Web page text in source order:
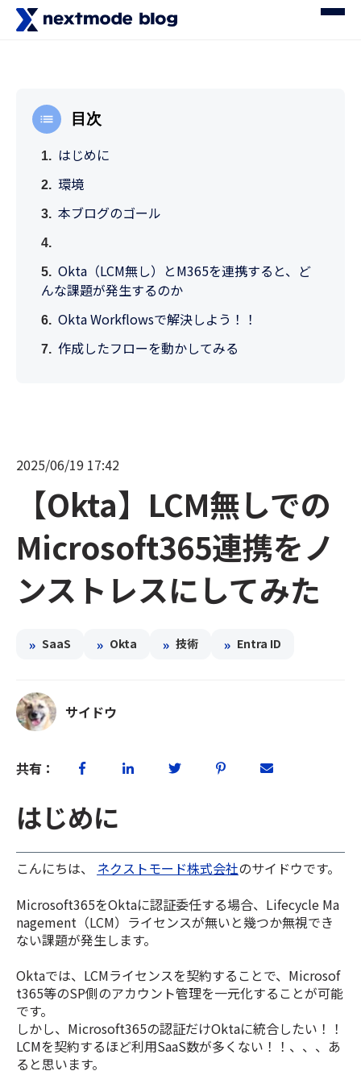
目次
はじめに
環境
本ブログのゴール
Okta（LCM無し）とM365を連携すると、ど
んな課題が発生するのか
Okta Workflowsで解決しよう！！
作成したフローを動かしてみる
2025/06/19 17:42
【Okta】LCM無しでの
Microsoft365連携をノ
ンストレスにしてみた
» SaaS » Okta » 技術 » Entra ID
サイドウ
共有：
はじめに
こんにちは、 ネクストモード株式会社のサイドウです。
Microsoft365をOktaに認証委任する場合、Lifecycle Ma
nagement（LCM）ライセンスが無いと幾つか無視でき
ない課題が発生します。
Oktaでは、LCMライセンスを契約することで、Microsof
t365等のSP側のアカウント管理を一元化することが可能
です。
しかし、Microsoft365の認証だけOktaに統合したい！！
LCMを契約するほど利用SaaS数が多くない！！、、、あ
ると思います。